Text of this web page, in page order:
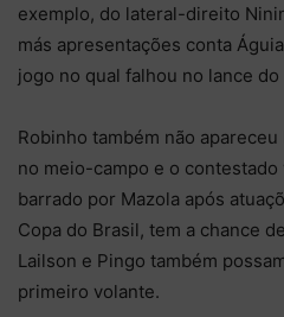
exemplo, do lateral-direito
más apresentações conta
jogo no qual falhou no lance
Robinho também não
no meio-campo e o
barrado por Mazola após
Copa do Brasil, tem a chance
Lailson e Pingo também
primeiro volante.